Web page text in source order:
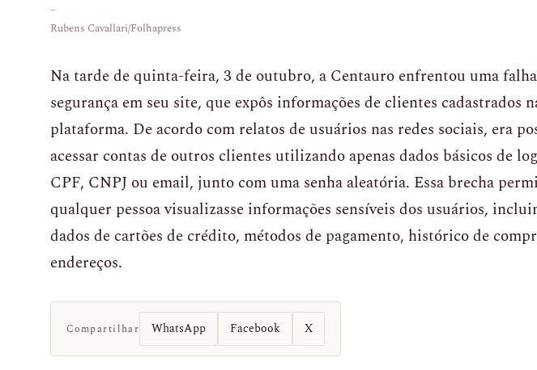
–
Rubens Cavallari/Folhapress
Na tarde de quinta-feira, 3 de outubro, a Centauro enfrentou uma
segurança em seu site, que expôs informações de clientes cadastrados
plataforma. De acordo com relatos de usuários nas redes sociais, era
acessar contas de outros clientes utilizando apenas dados básicos de
CPF, CNPJ ou email, junto com uma senha aleatória. Essa brecha
qualquer pessoa visualizasse informações sensíveis dos usuários,
dados de cartões de crédito, métodos de pagamento, histórico de
endereços.
Compartilhar WhatsApp Facebook X